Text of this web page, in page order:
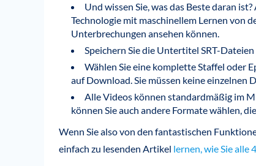
Und wissen Sie, was das Beste daran
Technologie mit maschinellem Lernen von
Unterbrechungen ansehen können.
Speichern Sie die Untertitel SRT-
Wählen Sie eine komplette Staffel oder
auf Download. Sie müssen keine einzelnen
Alle Videos können standardmäßig im
können Sie auch andere Formate wählen,
Wenn Sie also von den fantastischen
einfach zu lesenden Artikel lernen, wie Sie alle